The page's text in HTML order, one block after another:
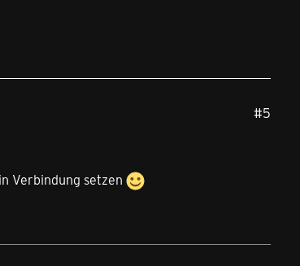
#5
Verbindung setzen